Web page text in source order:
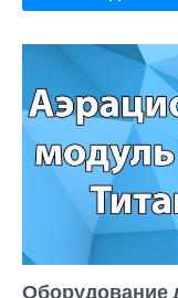
Оборудование